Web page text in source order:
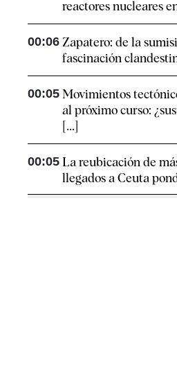
reactores nucleares
00:06 Zapatero: de la
fascinación
00:05 Movimientos
al próximo curso:
[...]
00:05 La reubicación de
llegados a Ceuta